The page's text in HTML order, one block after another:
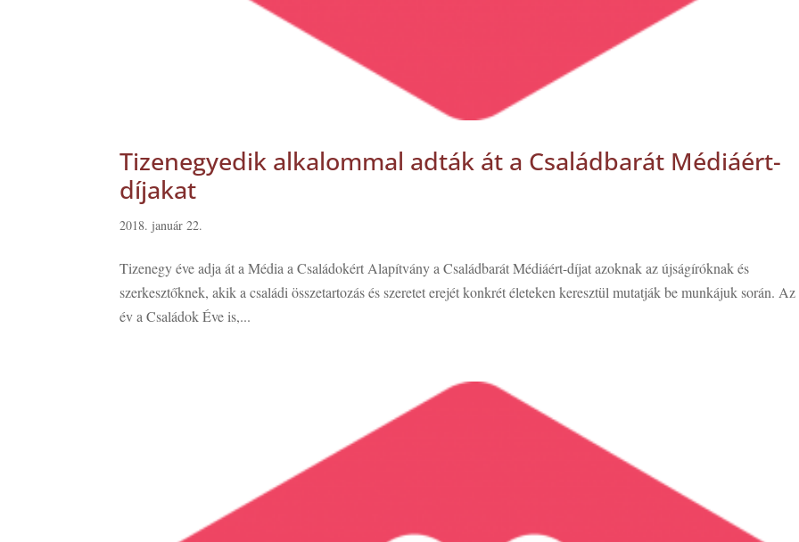
Tizenegyedik alkalommal adták át a Családbarát Médiáért-
díjakat
2018. január 22.
Tizenegy éve adja át a Média a Családokért Alapítvány a Családbarát Médiáért-díjat azoknak az újságíróknak és
szerkesztőknek, akik a családi összetartozás és szeretet erejét konkrét életeken keresztül mutatják be munkájuk során.
év a Családok Éve is,...